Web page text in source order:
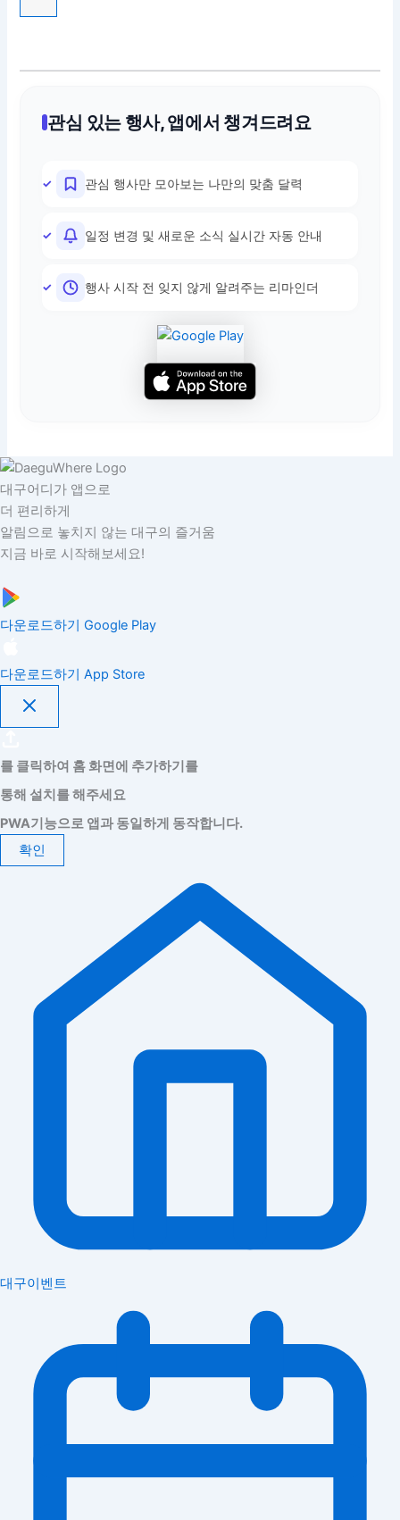
관심 있는 행사, 앱에서 챙겨드려요
관심 행사만 모아보는 나만의 맞춤 달력
일정 변경 및 새로운 소식 실시간 자동 안내
행사 시작 전 잊지 않게 알려주는 리마인더
대구어디가 앱으로
더 편리하게
알림으로 놓치지 않는 대구의 즐거움
지금 바로 시작해보세요!
다운로드하기 Google Play
다운로드하기 App Store
를 클릭하여 홈 화면에 추가하기를
통해 설치를 해주세요
PWA기능으로 앱과 동일하게 동작합니다.
확인
대구이벤트